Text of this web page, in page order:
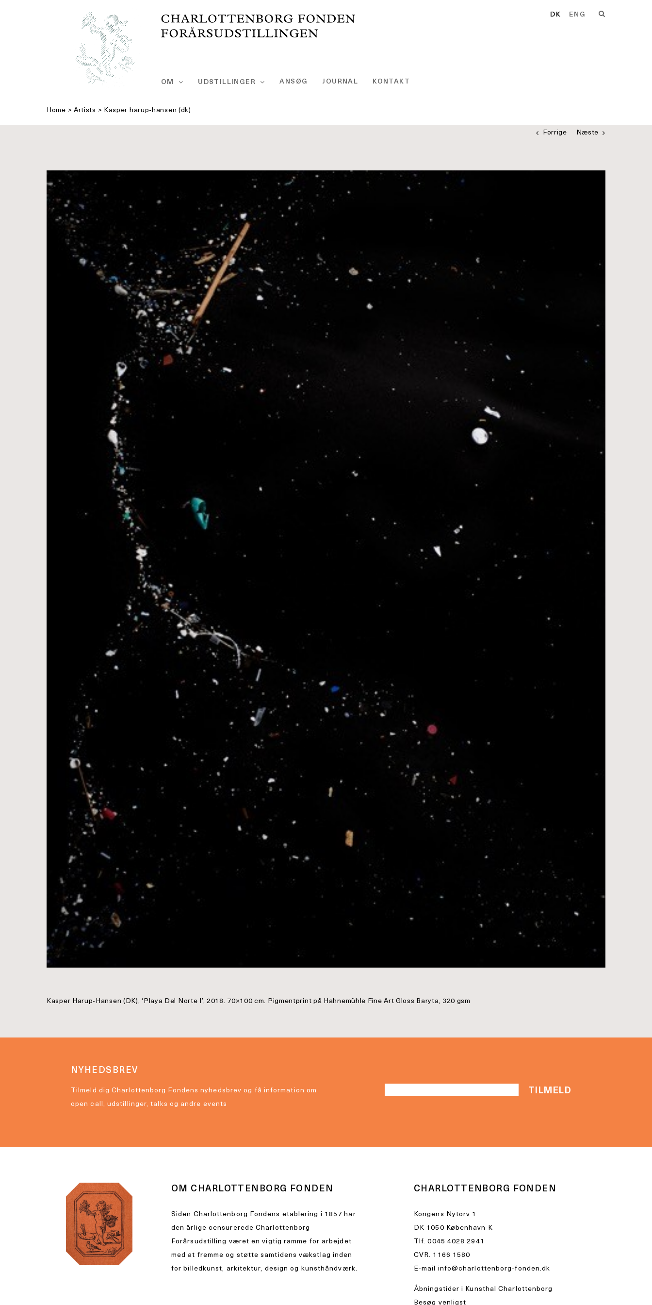
DK ENG
OM UDSTILLINGER ANSØG JOURNAL KONTAKT
Home > Artists > Kasper harup-hansen (dk)
Forrige Næste
større
billede
Kasper Harup-Hansen (DK), ‘Playa Del Norte I’, 2018. 70×100 cm. Pigmentprint på Hahnemühle Fine Art Gloss Baryta, 320 gsm
NYHEDSBREV
Tilmeld dig Charlottenborg Fondens nyhedsbrev og få information om
open call, udstillinger, talks og andre events
OM CHARLOTTENBORG FONDEN
Siden Charlottenborg Fondens etablering i 1857 har
den årlige censurerede Charlottenborg
Forårsudstilling været en vigtig ramme for arbejdet
med at fremme og støtte samtidens vækstlag inden
for billedkunst, arkitektur, design og kunsthåndværk.
CHARLOTTENBORG FONDEN
Kongens Nytorv 1
DK 1050 København K
Tlf.0045 4028 2941
CVR. 1166 1580
E-mail info@charlottenborg-fonden.dk
Åbningstider i Kunsthal Charlottenborg
Besøg venligst